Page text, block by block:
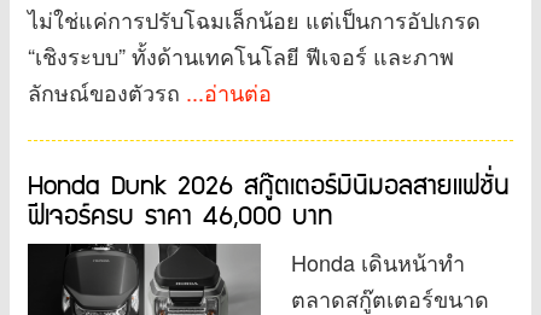
ไม่ใช่แค่การปรับโฉมเล็กน้อย แต่เป็นการอัปเกรด
“เชิงระบบ” ทั้งด้านเทคโนโลยี ฟีเจอร์ และภาพ
ลักษณ์ของตัวรถ ...อ่านต่อ
Honda Dunk 2026 สกู๊ตเตอร์มินิมอลสายแฟชั่น
ฟีเจอร์ครบ ราคา 46,000 บาท
Honda เดินหน้าทำ
ตลาดสกู๊ตเตอร์ขนาด